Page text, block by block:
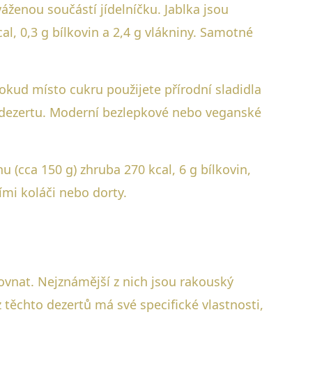
součástí jídelníčku. Jablka jsou
0,3 g bílkovin a 2,4 g vlákniny. Samotné
místo cukru použijete přírodní sladidla
Moderní bezlepkové nebo veganské
(cca 150 g) zhruba 270 kcal, 6 g bílkovin,
koláči nebo dorty.
Nejznámější z nich jsou rakouský
těchto dezertů má své specifické vlastnosti,